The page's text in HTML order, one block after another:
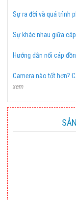
Sự ra đời và quá trình
Sự khác nhau giữa
Hướng dẫn nối cáp
Camera nào tốt hơn?
xem